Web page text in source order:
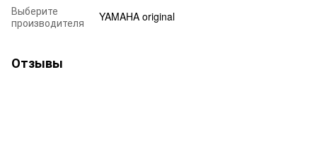
Выберите
производителя
YAMAHA original
Отзывы